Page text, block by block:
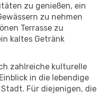
zu genießen, ein
zu nehmen
Terrasse zu
kaltes Getränk
zahlreiche kulturelle
in die lebendige
Für diejenigen, die